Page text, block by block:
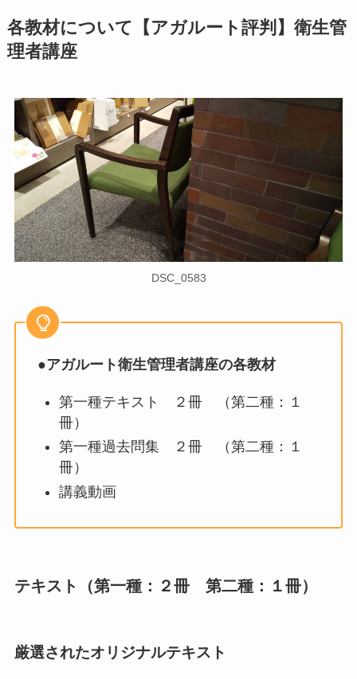
各教材について【アガルート評判】衛生管
理者講座
DSC_0583
●アガルート衛生管理者講座の各教材
第一種テキスト ２冊 （第二種：１
冊）
第一種過去問集 ２冊 （第二種：１
冊）
講義動画
テキスト（第一種：２冊 第二種：１冊）
厳選されたオリジナルテキスト